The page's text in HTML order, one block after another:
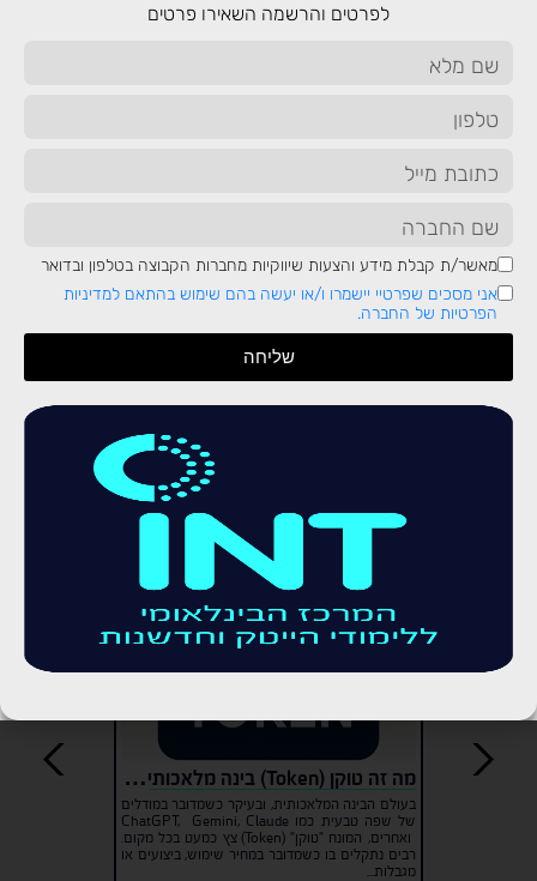
קורסים נוספים שיעניינו אותך
קורס סייבר
בחודש
340
משרות
בחודש
לכתבות בנושא
מה זה טוקן (Token) בינה מלאכותית ולמה הוא משמש?
בעולם הבינה המלאכותית, ובעיקר כשמדובר במודלים
של שפה טבעית כמו ChatGPT, Gemini, Claude
ואחרים, המונח "טוקן" (Token) צץ כמעט בכל מקום.
רבים נתקלים בו כשמדובר במחיר שימוש, ביצועים או
מגבלות...
לפרטים והרשמה השאירו פרטים
מאשר/ת קבלת מידע והצעות שיווקיות מחברות הקבוצה בטלפון ובדואר
אני מסכים שפרטיי יישמרו ו/או יעשה בהם שימוש בהתאם למדיניות
הפרטיות של החברה.
שליחה